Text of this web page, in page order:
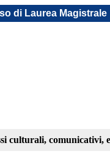
di Laurea
culturali, comunicativi,